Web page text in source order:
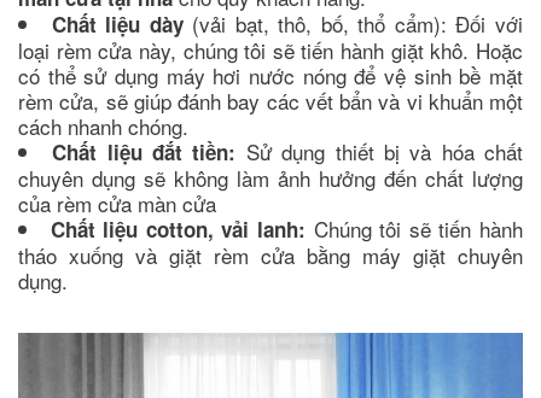
Chất liệu dày(vải bạt, thô, bố, thổ cẩm): Đối với
loại rèm cửa này, chúng tôi sẽ tiến hành giặt khô. Hoặc
có thể sử dụng máy hơi nước nóng để vệ sinh bề mặt
rèm cửa, sẽ giúp đánh bay các vết bẩn và vi khuẩn một
cách nhanh chóng.
Chất liệu đắt tiền: Sử dụng thiết bị và hóa chất
chuyên dụng sẽ không làm ảnh hưởng đến chất lượng
của rèm cửa màn cửa
Chất liệu cotton, vải lanh: Chúng tôi sẽ tiến hành
tháo xuống và giặt rèm cửa bằng máy giặt chuyên
dụng.